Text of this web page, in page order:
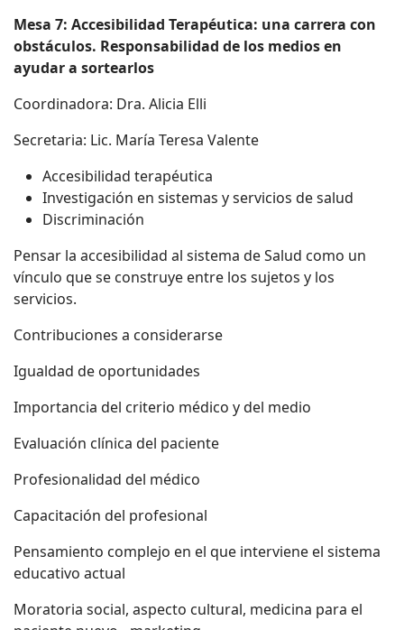
Mesa 7: Accesibilidad Terapéutica: una carrera con
obstáculos. Responsabilidad de los medios en
ayudar a sortearlos
Coordinadora: Dra. Alicia Elli
Secretaria: Lic. María Teresa Valente
Accesibilidad terapéutica
Investigación en sistemas y servicios de salud
Discriminación
Pensar la accesibilidad al sistema de Salud como un
vínculo que se construye entre los sujetos y los
servicios.
Contribuciones a considerarse
Igualdad de oportunidades
Importancia del criterio médico y del medio
Evaluación clínica del paciente
Profesionalidad del médico
Capacitación del profesional
Pensamiento complejo en el que interviene el sistema
educativo actual
Moratoria social, aspecto cultural, medicina para el